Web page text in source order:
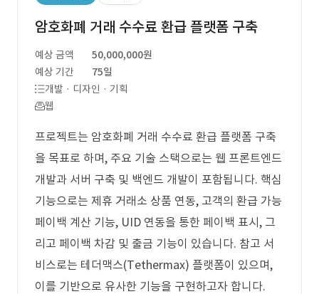
암호화폐 거래 수수료 환급 플랫폼 구축
예상 금액
50,000,000원
예상 기간
75일
개발 · 디자인 · 기획
웹
프로젝트는 암호화폐 거래 수수료 환급 플랫폼 구축
을 목표로 하며, 주요 기술 스택으로는 웹 프론트엔드
개발과 서버 구축 및 백엔드 개발이 포함됩니다. 핵심
기능으로는 제휴 거래소 상품 연동, 고객의 환급 가능
페이백 계산 기능, UID 연동을 통한 페이백 표시, 그
리고 페이백 차감 및 출금 기능이 있습니다. 참고 서
비스로는 테더맥스(Tethermax) 플랫폼이 있으며,
이를 기반으로 유사한 기능을 구현하고자 합니다.